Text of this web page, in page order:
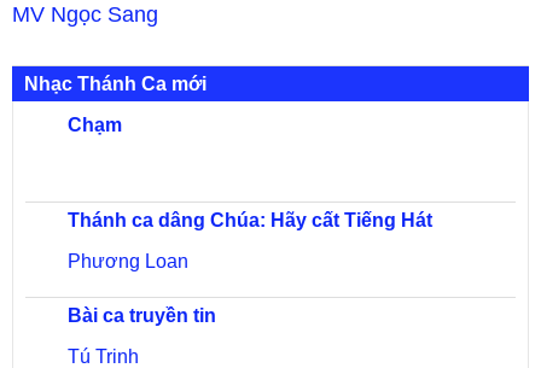
MV Ngọc Sang
Nhạc Thánh Ca mới
Chạm
Thánh ca dâng Chúa: Hãy cất Tiếng Hát
Phương Loan
Bài ca truyền tin
Tú Trinh